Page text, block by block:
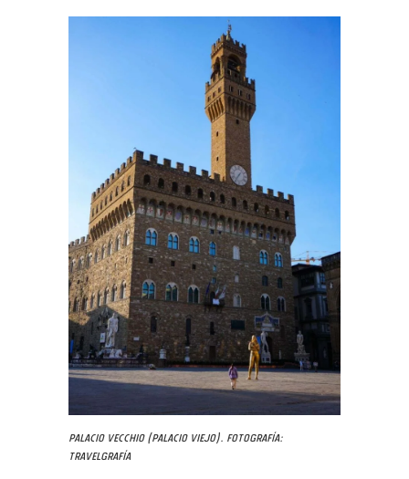
Palacio Vecchio (Palacio Viejo). Fotografía:
Travelgrafía